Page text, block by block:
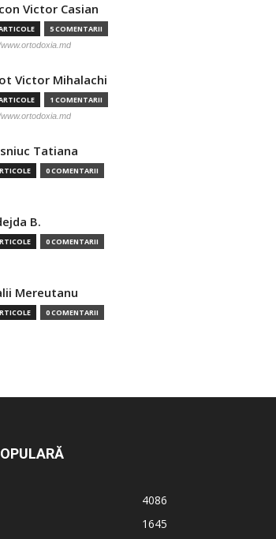
Victor Casian
5 COMENTARII
Victor Mihalachi
1 COMENTARII
Tatiana
0 COMENTARII
B.
0 COMENTARII
Mereutanu
0 COMENTARII
4086
1645